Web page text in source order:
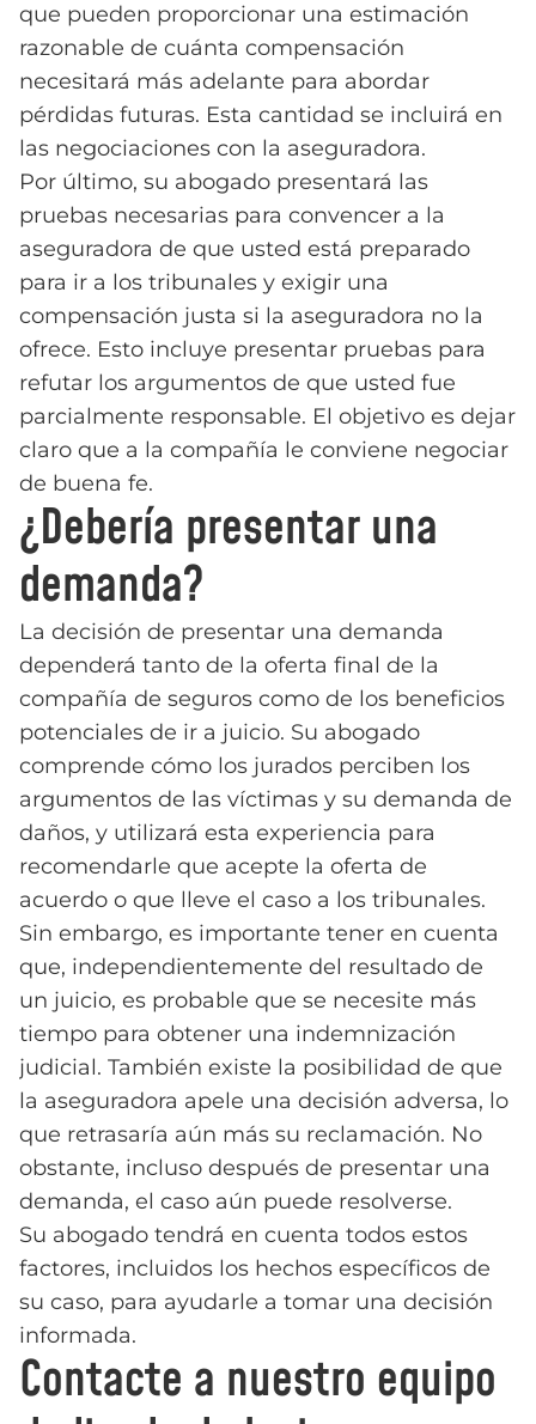
que pueden proporcionar una estimación
razonable de cuánta compensación
necesitará más adelante para abordar
pérdidas futuras. Esta cantidad se incluirá en
las negociaciones con la aseguradora.
Por último, su abogado presentará las
pruebas necesarias para convencer a la
aseguradora de que usted está preparado
para ir a los tribunales y exigir una
compensación justa si la aseguradora no la
ofrece. Esto incluye presentar pruebas para
refutar los argumentos de que usted fue
parcialmente responsable. El objetivo es dejar
claro que a la compañía le conviene negociar
de buena fe.
¿Debería presentar una
demanda?
La decisión de presentar una demanda
dependerá tanto de la oferta final de la
compañía de seguros como de los beneficios
potenciales de ir a juicio. Su abogado
comprende cómo los jurados perciben los
argumentos de las víctimas y su demanda de
daños, y utilizará esta experiencia para
recomendarle que acepte la oferta de
acuerdo o que lleve el caso a los tribunales.
Sin embargo, es importante tener en cuenta
que, independientemente del resultado de
un juicio, es probable que se necesite más
tiempo para obtener una indemnización
judicial. También existe la posibilidad de que
la aseguradora apele una decisión adversa, lo
que retrasaría aún más su reclamación. No
obstante, incluso después de presentar una
demanda, el caso aún puede resolverse.
Su abogado tendrá en cuenta todos estos
factores, incluidos los hechos específicos de
su caso, para ayudarle a tomar una decisión
informada.
Contacte a nuestro equipo